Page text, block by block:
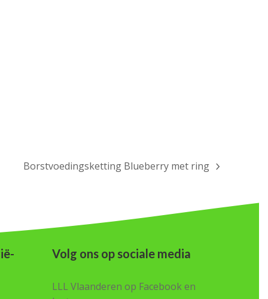
next
Borstvoedingsketting Blueberry met ring
Volg ons op sociale media
LLL Vlaanderen op Facebook en